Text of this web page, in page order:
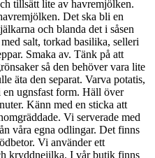
tillsätt lite av havremjölken.
Det ska bli en
och blanda det i såsen
salt, torkad basilika, selleri
Smaka av. Tänk på att
så den behöver vara lite
äta den separat. Varva potatis,
ugnsfast form. Häll över
Känn med en sticka att
Vi serverade med
våra egna odlingar. Det finns
Vi använder ett
kryddnejilka. I vår butik finns